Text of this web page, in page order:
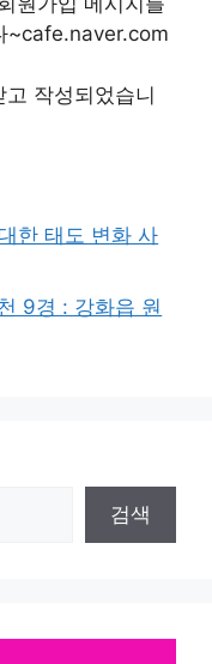
~cafe.naver.com
작성되었습니
한 태도 변화 사
9경 : 강화읍 원
검색